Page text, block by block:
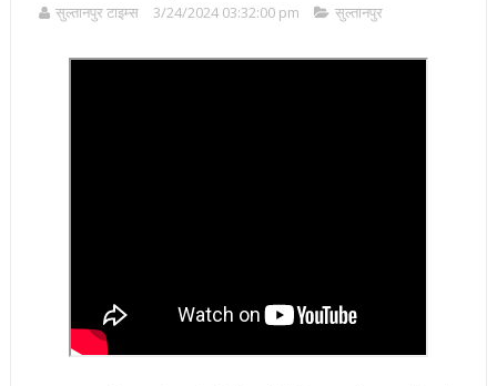
सुल्तानपुर टाइम्स 3/24/2024 03:32:00 pm सुल्तानपुर